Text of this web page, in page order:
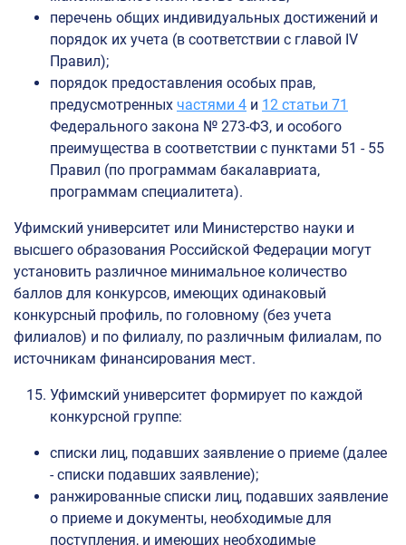
перечень общих индивидуальных достижений и
порядок их учета (в соответствии с главой IV
Правил);
порядок предоставления особых прав,
предусмотренных частями 4 и 12 статьи 71
Федерального закона № 273-ФЗ, и особого
преимущества в соответствии с пунктами 51 - 55
Правил (по программам бакалавриата,
программам специалитета).
Уфимский университет или Министерство науки и
высшего образования Российской Федерации могут
установить различное минимальное количество
баллов для конкурсов, имеющих одинаковый
конкурсный профиль, по головному (без учета
филиалов) и по филиалу, по различным филиалам, по
источникам финансирования мест.
Уфимский университет формирует по каждой
конкурсной группе:
списки лиц, подавших заявление о приеме (далее
- списки подавших заявление);
ранжированные списки лиц, подавших заявление
о приеме и документы, необходимые для
поступления, и имеющих необходимые